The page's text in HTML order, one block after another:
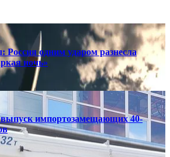
Россия одним ударом разнесла
ночь»
выпуск импортозамещающих 40-